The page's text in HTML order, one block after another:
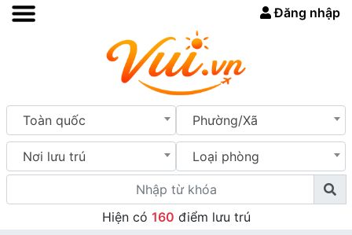
Đăng nhập
Toàn quốc Phường/Xã
Nơi lưu trú Loại phòng
Hiện có 160 điểm lưu trú